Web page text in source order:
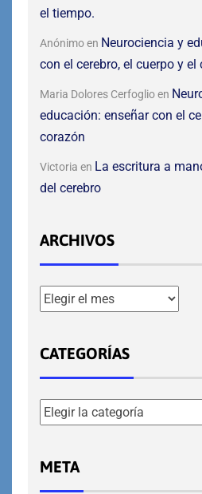
el tiempo.
Anónimoen Neurociencia y
con el cerebro, el cuerpo y el
Maria Dolores Cerfoglioen
educación: enseñar con el
corazón
Victoria en La escritura a
del cerebro
ARCHIVOS
CATEGORÍAS
META